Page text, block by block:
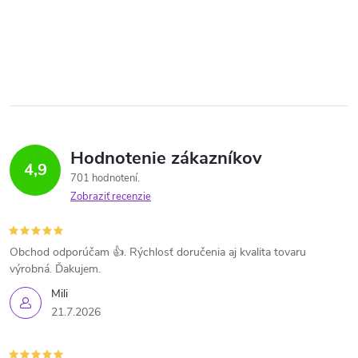
4,9 Hodnotenie zákazníkov
701 hodnotení
Zobraziť recenzie
Mili
21.7.2026
Obchod odporúčam 👍. Rýchlosť doručenia aj kvalita tovaru
výrobná. Ďakujem.